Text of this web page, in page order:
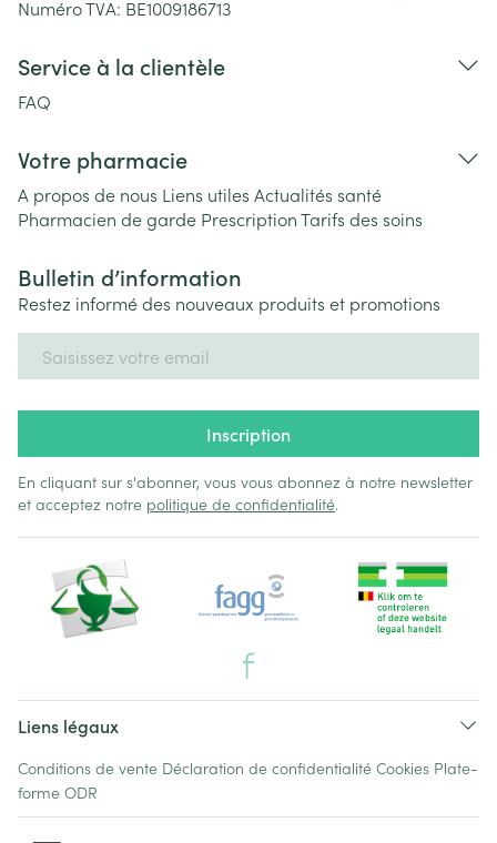
Numéro TVA: BE1009186713
Service à la clientèle
FAQ
Votre pharmacie
A propos de nous Liens utiles Actualités santé
Pharmacien de garde PrescriptionTarifs des soins
Bulletin d’information
Restez informé des nouveaux produits et promotions
Inscription
En cliquant sur s'abonner, vous vous abonnez à notre newsletter
et acceptez notre politique de confidentialité.
Liens légaux
Conditions de vente Déclaration de confidentialité Cookies Plate-
forme ODR